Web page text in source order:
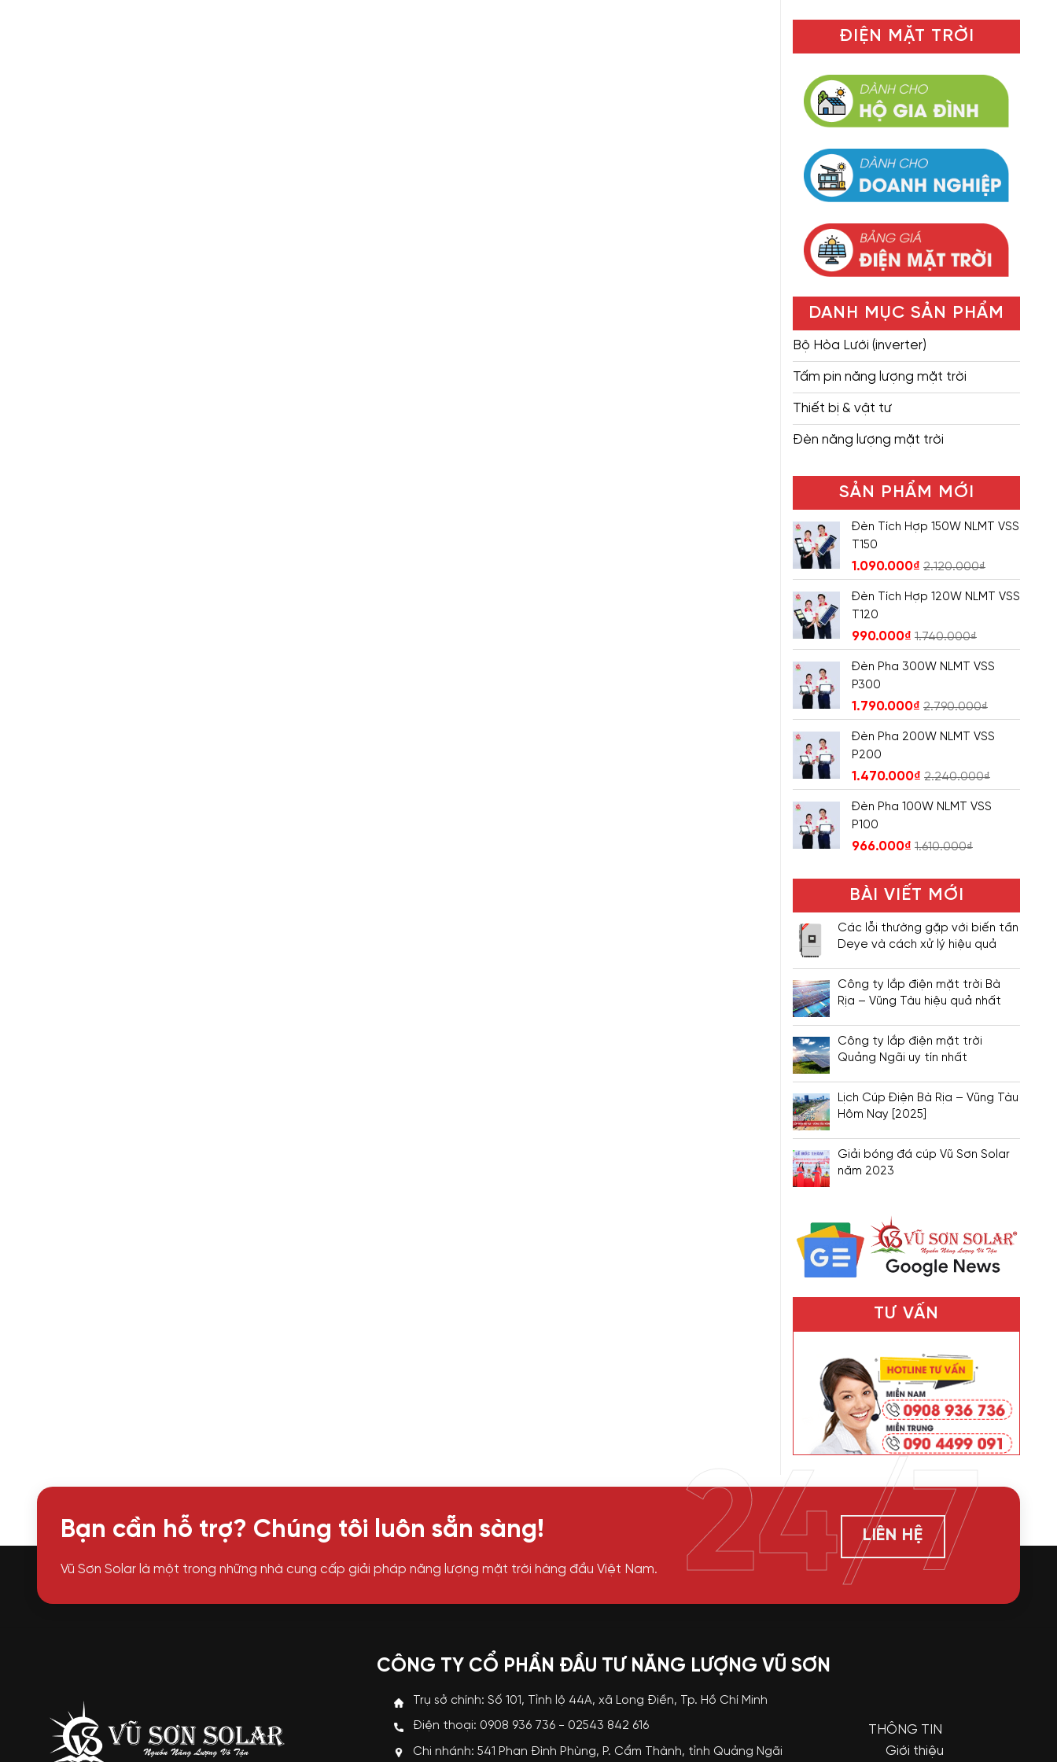
ĐIỆN MẶT TRỜI
DANH MỤC SẢN PHẨM
Bộ Hòa Lưới (inverter)
Tấm pin năng lượng mặt trời
Thiết bị & vật tư
Đèn năng lượng mặt trời
SẢN PHẨM MỚI
Đèn Tích Hợp 150W NLMT VSS
T150
1.090.000₫ 2.120.000₫
Đèn Tích Hợp 120W NLMT VSS
T120
990.000₫ 1.740.000₫
Đèn Pha 300W NLMT VSS
P300
1.790.000₫ 2.790.000₫
Đèn Pha 200W NLMT VSS
P200
1.470.000₫ 2.240.000₫
Đèn Pha 100W NLMT VSS
P100
966.000₫ 1.610.000₫
BÀI VIẾT MỚI
Các lỗi thường gặp với biến tần
Deye và cách xử lý hiệu quả
Công ty lắp điện mặt trời Bà
Rịa – Vũng Tàu hiệu quả nhất
Công ty lắp điện mặt trời
Quảng Ngãi uy tín nhất
Lịch Cúp Điện Bà Rịa – Vũng Tàu
Hôm Nay [2025]
Giải bóng đá cúp Vũ Sơn Solar
năm 2023
TƯ VẤN
Bạn cần hỗ trợ? Chúng tôi luôn sẵn sàng!
Vũ Sơn Solar là một trong những nhà cung cấp giải pháp năng lượng mặt trời hàng đầu Việt Nam.
LIÊN HỆ
24/7
CÔNG TY CỔ PHẦN ĐẦU TƯ NĂNG LƯỢNG VŨ SƠN
Trụ sở chính: Số 101, Tỉnh lộ 44A, xã Long Điền, Tp. Hồ Chí Minh
Điện thoại: 0908 936 736 - 02543 842 616
Chi nhánh: 541 Phan Đình Phùng, P. Cẩm Thành, tỉnh Quảng Ngãi
THÔNG TIN
Giới thiệu